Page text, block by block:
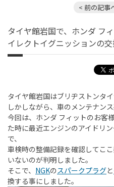
< 前の記事
タイヤ館岩国で、ホンダ フ
イレクトイグニッションの
タイヤ館岩国はブリヂストンタイ
しかしながら、車のメンテナン
今回は、ホンダ フィットのお客
た時に最近エンジンのアイドリ
で、
車検時の整備記録を確認してこ
いないのが判明しました。
そこで、 NGKのスパークプラグと
換する事にしました。